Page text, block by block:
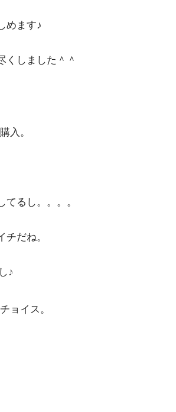
めます♪
くしました＾＾
入。
るし。。。。
だね。
♪
ョイス。